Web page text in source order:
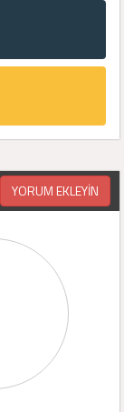
YORUM EKLEYİN